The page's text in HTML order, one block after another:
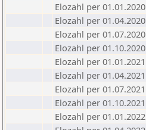
Elozahl per 01.01.2020
Elozahl per 01.04.2020
Elozahl per 01.07.2020
Elozahl per 01.10.2020
Elozahl per 01.01.2021
Elozahl per 01.04.2021
Elozahl per 01.07.2021
Elozahl per 01.10.2021
Elozahl per 01.01.2022